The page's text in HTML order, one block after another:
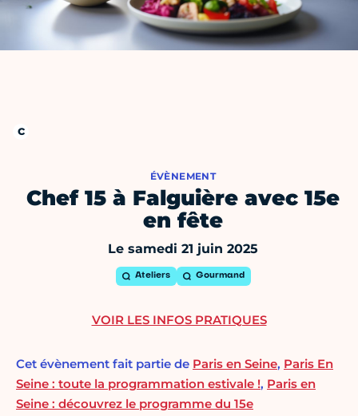
ÉVÈNEMENT
Chef 15 à Falguière avec 15e
en fête
Le samedi 21 juin 2025
Ateliers Gourmand
Cet évènement fait partie de Paris en Seine, Paris En
Seine : toute la programmation estivale !, Paris en
Seine : découvrez le programme du 15e
VOIR LES INFOS PRATIQUES